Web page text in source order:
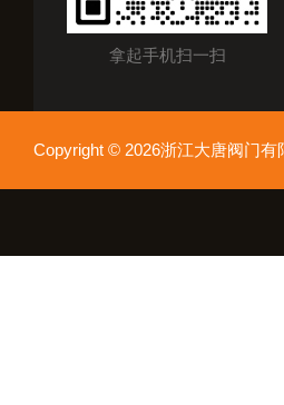
拿起手机扫一扫
Copyright © 2026浙江大唐阀门